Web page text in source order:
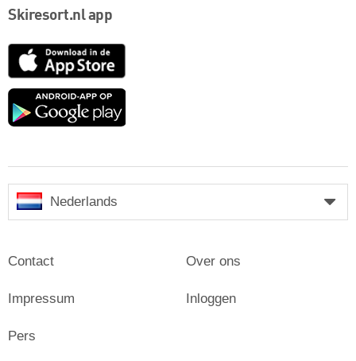
Skiresort.nl app
App
Google
Nederlands
Contact
Impressum
Pers
Over ons
Inloggen